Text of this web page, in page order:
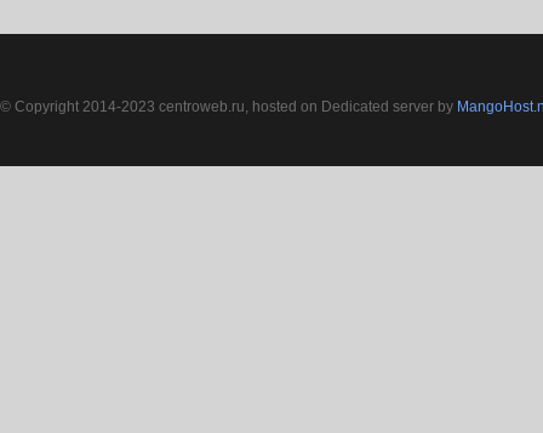
© Copyright 2014-2023 centroweb.ru, hosted on Dedicated server by